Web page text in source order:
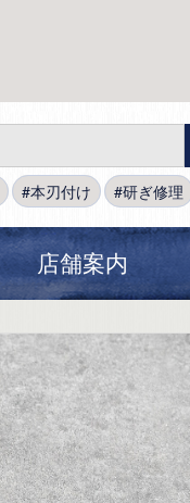
本刃付け 研ぎ修理
店舗案内